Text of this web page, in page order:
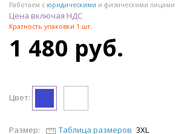
Работаем с юридическими и физическими лицами
Цена включая НДС
Кратность упаковки 1 шт.
1 480 руб.
Цвет:
Размер: Таблица размеров 3XL